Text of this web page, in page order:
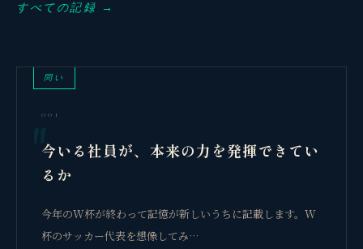
すべての記録 →
問い
001
今いる社員が、本来の力を発揮できてい
るか
今年のW杯が終わって記憶が新しいうちに記載します。W
杯のサッカー代表を想像してみ…